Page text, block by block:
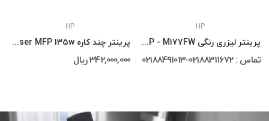
HP
پرینتر چند کاره Hp Laser MFP 135w
342,000,000 ریال
HP
پرینتر لیزری رنگی HP Color Laser Pro MFP - M177FW
تماس : 02188311672-02188491013